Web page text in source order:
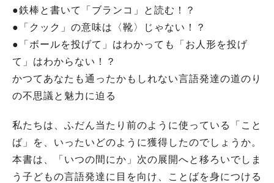
●鉄棒と書いて「ブランコ」と読む！？
●「クック」の意味は〈靴〉じゃない！？
●「ボールを投げて」はわかっても「お人形を投げ
て」はわからない！？
かつてあなたも通ったかもしれない言語発達の道のり
の不思議と魅力に迫る
私たちは、ふだん当たり前のように使っている「こと
ば」を、いったいどのように獲得したのでしょうか。
本書は、「いつの間にか」次の展開へと移ろいでしま
う子どもの言語発達に目を向け、ことばを身につける